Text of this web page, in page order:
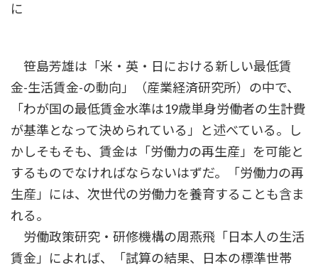
に
笹島芳雄は「米・英・日における新しい最低賃
金-生活賃金-の動向」（産業経済研究所）の中で、
「わが国の最低賃金水準は19歳単身労働者の生計費
が基準となって決められている」と述べている。し
かしそもそも、賃金は「労働力の再生産」を可能と
するものでなければならないはずだ。「労働力の再
生産」には、次世代の労働力を養育することも含ま
れる。
労働政策研究・研修機構の周燕飛「日本人の生活
賃金」によれば、「試算の結果、日本の標準世帯